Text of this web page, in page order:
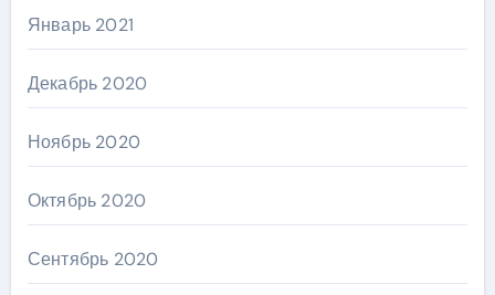
Январь 2021
Декабрь 2020
Ноябрь 2020
Октябрь 2020
Сентябрь 2020